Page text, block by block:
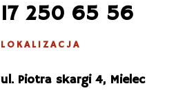
17 250 65 56
LOKALIZACJA
ul. Piotra skargi 4, Mielec